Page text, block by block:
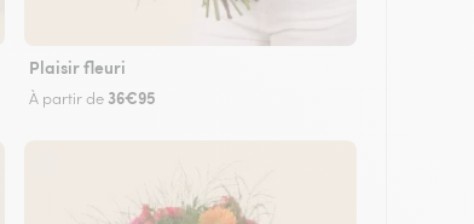
Plaisir fleuri
À partir de 36€95